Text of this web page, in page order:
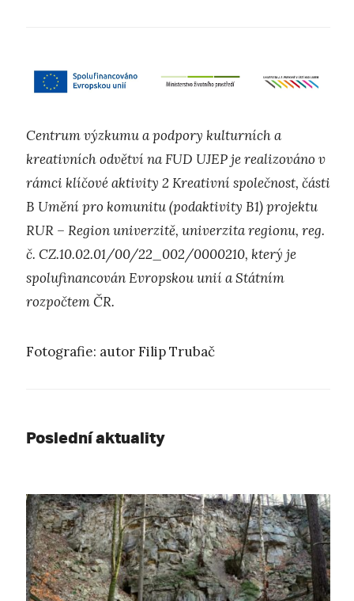
Centrum výzkumu a podpory kulturních a
kreativních odvětví na FUD UJEP je realizováno v
rámci klíčové aktivity 2 Kreativní společnost, části
B Umění pro komunitu (podaktivity B1) projektu
RUR – Region univerzitě, univerzita regionu, reg.
č. CZ.10.02.01/00/22_002/0000210, který je
spolufinancován Evropskou unií a Státním
rozpočtem ČR.
Fotografie: autor Filip Trubač
Poslední aktuality